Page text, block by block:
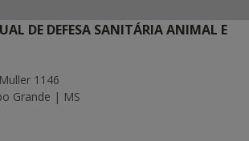
DE DEFESA SANITÁRIA ANIMAL E
1146
Grande | MS